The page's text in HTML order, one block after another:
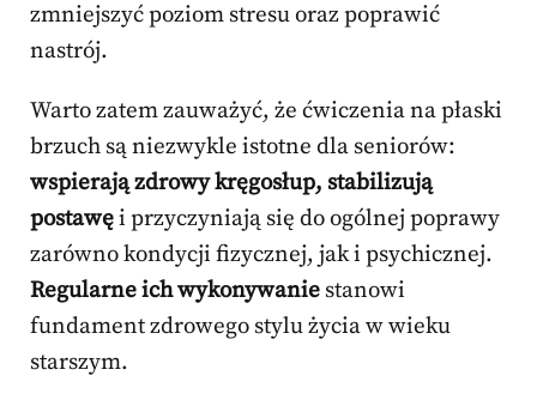
zmniejszyć poziom stresu oraz poprawić
nastrój.
Warto zatem zauważyć, że ćwiczenia na płaski
brzuch są niezwykle istotne dla seniorów:
wspierają zdrowy kręgosłup, stabilizują
postawęi przyczyniają się do ogólnej poprawy
zarówno kondycji fizycznej, jak i psychicznej.
Regularne ich wykonywanie stanowi
fundament zdrowego stylu życia w wieku
starszym.